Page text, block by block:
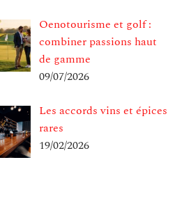
Oenotourisme et golf :
combiner passions haut
de gamme
09/07/2026
Les accords vins et épices
rares
19/02/2026